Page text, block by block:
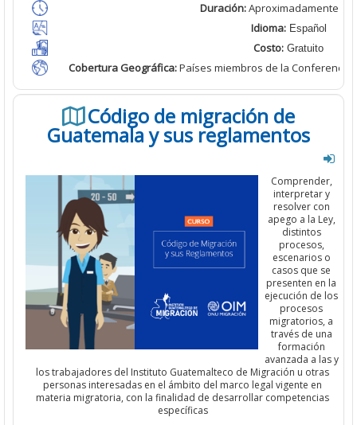
Duración:Aproximadamente
Idioma:Español
Costo: Gratuito
Cobertura Geográfica:Países miembros de la Conferencia
Código de migración de
Guatemala y sus reglamentos
Comprender,
interpretar y
resolver con
apego a la Ley,
distintos
procesos,
escenarios o
casos que se
presenten en la
ejecución de los
procesos
migratorios, a
través de una
formación
avanzada a las y
los trabajadores del Instituto Guatemalteco de Migración u otras
personas interesadas en el ámbito del marco legal vigente en
materia migratoria, con la finalidad de desarrollar competencias
específicas